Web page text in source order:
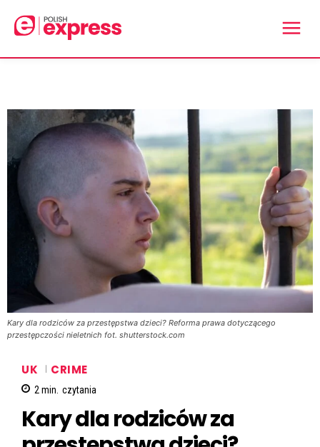
Kary dla rodziców za przestępstwa dzieci? Reforma prawa dotyczącego
przestępczości nieletnich fot. shutterstock.com
UK CRIME
2min. czytania
Kary dla rodziców za